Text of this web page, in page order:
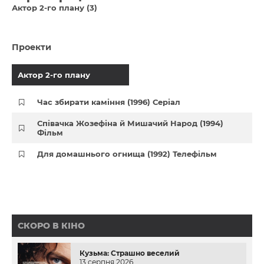
Актор 2-го плану (3)
Проекти
Актор 2-го плану
Час збирати каміння (1996) Серіал
Співачка Жозефіна й Мишачий Народ (1994)
Фільм
Для домашнього огнища (1992) Телефільм
СКОРО В КІНО
Кузьма: Страшно веселий
13 серпня 2026